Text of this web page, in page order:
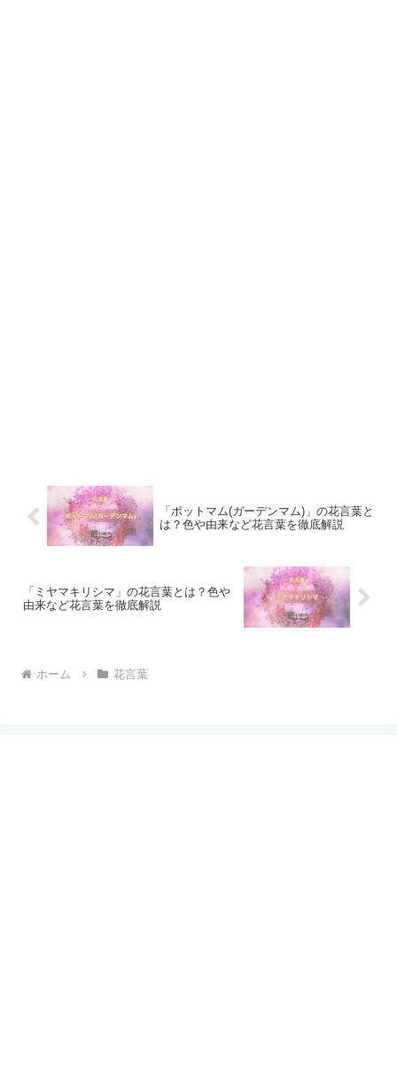
「ポットマム(ガーデンマム)」の花言葉と
は？色や由来など花言葉を徹底解説
「ミヤマキリシマ」の花言葉とは？色や
由来など花言葉を徹底解説
ホーム 花言葉